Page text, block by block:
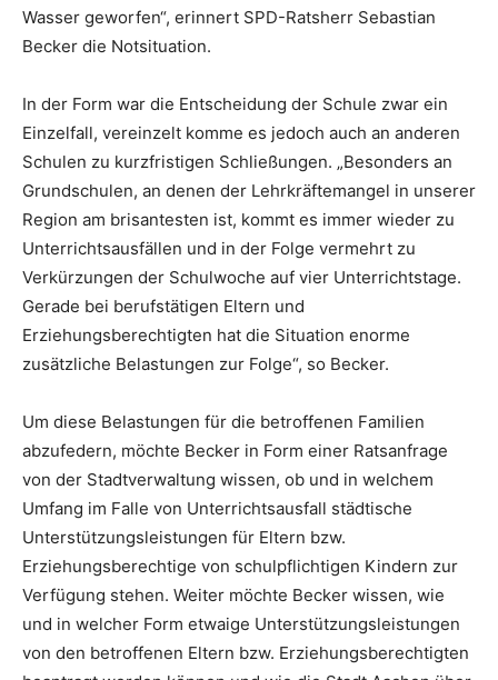
Wasser geworfen“, erinnert SPD-Ratsherr Sebastian
Becker die Notsituation.
In der Form war die Entscheidung der Schule zwar ein
Einzelfall, vereinzelt komme es jedoch auch an anderen
Schulen zu kurzfristigen Schließungen. „Besonders an
Grundschulen, an denen der Lehrkräftemangel in unserer
Region am brisantesten ist, kommt es immer wieder zu
Unterrichtsausfällen und in der Folge vermehrt zu
Verkürzungen der Schulwoche auf vier Unterrichtstage.
Gerade bei berufstätigen Eltern und
Erziehungsberechtigten hat die Situation enorme
zusätzliche Belastungen zur Folge“, so Becker.
Um diese Belastungen für die betroffenen Familien
abzufedern, möchte Becker in Form einer Ratsanfrage
von der Stadtverwaltung wissen, ob und in welchem
Umfang im Falle von Unterrichtsausfall städtische
Unterstützungsleistungen für Eltern bzw.
Erziehungsberechtige von schulpflichtigen Kindern zur
Verfügung stehen. Weiter möchte Becker wissen, wie
und in welcher Form etwaige Unterstützungsleistungen
von den betroffenen Eltern bzw. Erziehungsberechtigten